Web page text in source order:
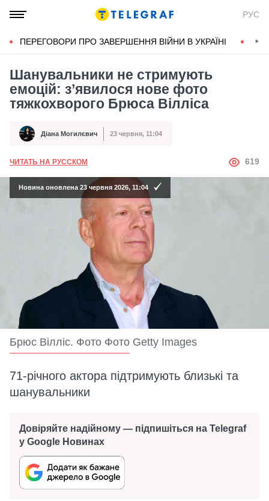
РУС
ПЕРЕГОВОРИ ПРО ЗАВЕРШЕННЯ ВІЙНИ В УКРАЇНІ
Шанувальники не стримують
емоцій: з’явилося нове фото
тяжкохворого Брюса Вілліса
Автор Діана Могилєвич
Дата публікації 23 червня, 11:04
ЧИТАТЬ НА РУССКОМ АВТОР
619
Новина оновлена 23 червня 2026, 11:04
Брюс Вілліс. Фото Фото Getty Images
71-річного актора підтримують близькі та
шанувальники
Довіряйте надійному — підпишіться на Telegraf
у Google Новинах